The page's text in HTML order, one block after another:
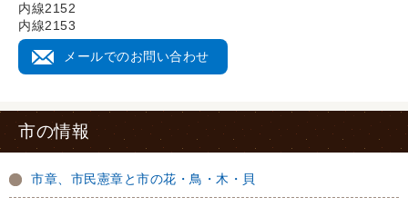
内線2152
内線2153
メールでのお問い合わせ
市の情報
市章、市民憲章と市の花・鳥・木・貝